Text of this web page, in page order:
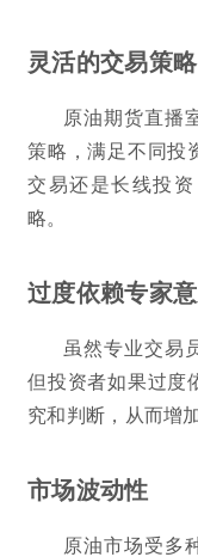
灵活的交易策略
原油期货直播
策略，满足不同投
交易还是长线投
略。
过度依赖专家
虽然专业交易
但投资者如果过度
究和判断，从而增
市场波动性
原油市场受多